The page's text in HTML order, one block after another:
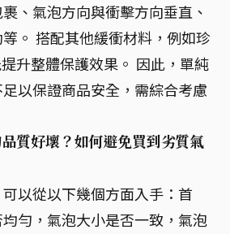
、氣泡方向與衝擊方向垂直、
。 搭配其他緩衝材料，例如珍
升整體保護效果。 因此，單純
以保證商品安全，需綜合考慮
質好壞？如何避免買到劣質氣
以從以下幾個方面入手：首
勻，氣泡大小是否一致，氣泡